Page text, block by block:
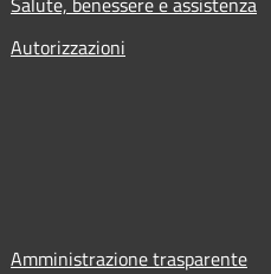
Autorizzazioni
Amministrazione trasparente